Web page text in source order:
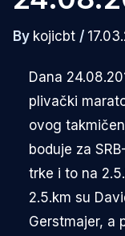
By kojicbt /
Dana
plivački
ovog
boduje za
trke i to na
2.5.km su
Gerstmajer, a